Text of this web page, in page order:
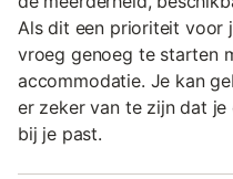
Als dit een prioriteit voor
vroeg genoeg te starten
accommodatie. Je kan
er zeker van te zijn dat
bij je past.